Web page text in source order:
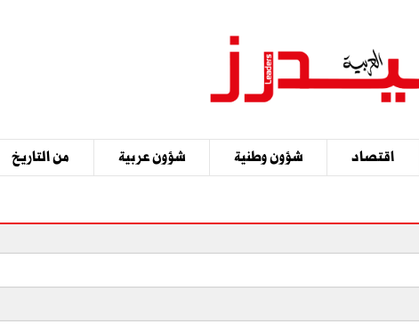
اقتصاد شؤون وطنية شؤون عربية من التاريخ